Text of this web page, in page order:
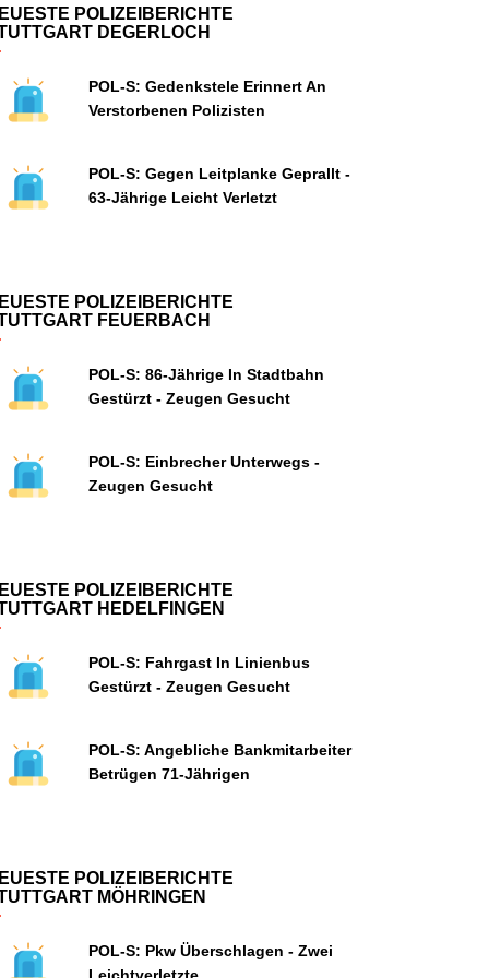
POLIZEIBERICHTE
DEGERLOCH
POL-S: Gedenkstele Erinnert An
Verstorbenen Polizisten
POL-S: Gegen Leitplanke Geprallt -
63-Jährige Leicht Verletzt
POLIZEIBERICHTE
FEUERBACH
POL-S: 86-Jährige In Stadtbahn
Gestürzt - Zeugen Gesucht
POL-S: Einbrecher Unterwegs -
Zeugen Gesucht
POLIZEIBERICHTE
HEDELFINGEN
POL-S: Fahrgast In Linienbus
Gestürzt - Zeugen Gesucht
POL-S: Angebliche Bankmitarbeiter
Betrügen 71-Jährigen
POLIZEIBERICHTE
MÖHRINGEN
POL-S: Pkw Überschlagen - Zwei